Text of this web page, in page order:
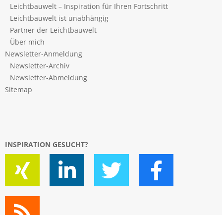
Leichtbauwelt – Inspiration für Ihren Fortschritt
Leichtbauwelt ist unabhängig
Partner der Leichtbauwelt
Über mich
Newsletter-Anmeldung
Newsletter-Archiv
Newsletter-Abmeldung
Sitemap
INSPIRATION GESUCHT?